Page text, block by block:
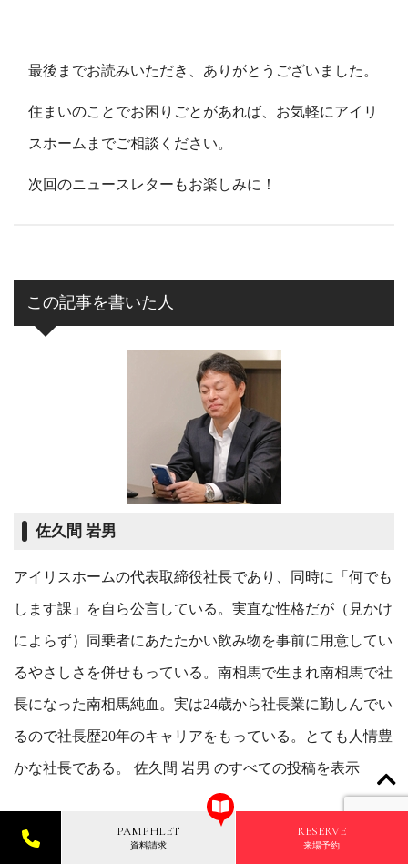
最後までお読みいただき、ありがとうございました。
住まいのことでお困りごとがあれば、お気軽にアイリ
スホームまでご相談ください。
次回のニュースレターもお楽しみに！
この記事を書いた人
佐久間 岩男
アイリスホームの代表取締役社長であり、同時に「何でも
します課」を自ら公言している。実直な性格だが（見かけ
によらず）同乗者にあたたかい飲み物を事前に用意してい
るやさしさを併せもっている。南相馬で生まれ南相馬で社
長になった南相馬純血。実は24歳から社長業に勤しんでい
るので社長歴20年のキャリアをもっている。とても人情豊
かな社長である。 佐久間 岩男 のすべての投稿を表示
PAMPHLET
資料請求
RESERVE
来場予約